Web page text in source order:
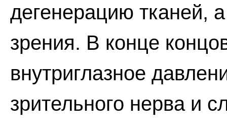
дегенерацию тканей,
зрения. В конце
внутриглазное
зрительного нерва и